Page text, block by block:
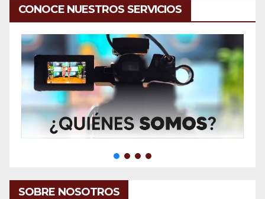
CONOCE NUESTROS SERVICIOS
SOBRE NOSOTROS